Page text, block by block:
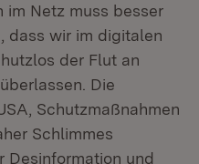
im Netz muss besser
dass wir im digitalen
der Flut an
Die
Schutzmaßnahmen
Schlimmes
Desinformation und